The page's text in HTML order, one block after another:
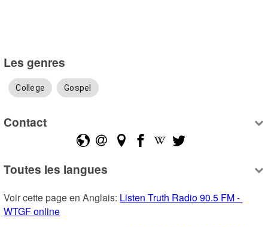
Les genres
College Gospel
Contact
Toutes les langues
Voir cette page en Anglais: Listen Truth Radio 90.5 FM -
WTGF online